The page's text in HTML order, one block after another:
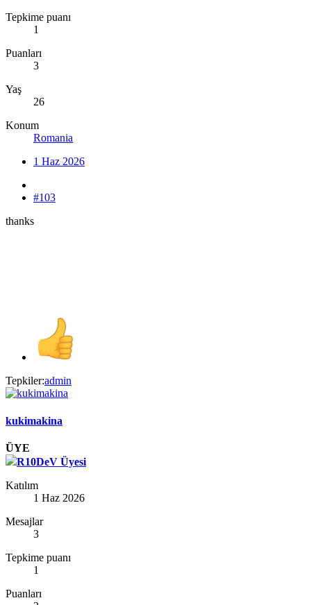
Tepkime puanı
1
Puanları
3
Yaş
26
Konum
Romania
1 Haz 2026
#103
thanks
Tepkiler:admin
kukimakina
ÜYE
R10DeV Üyesi
Katılım
1 Haz 2026
Mesajlar
3
Tepkime puanı
1
Puanları